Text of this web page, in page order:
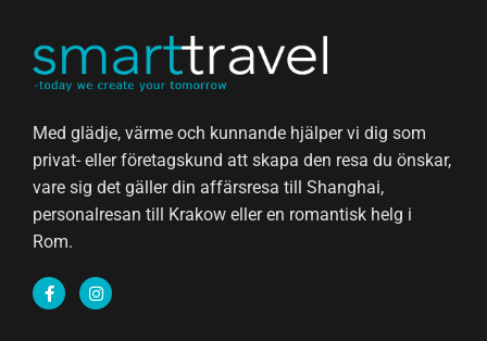
Med glädje, värme och kunnande hjälper vi dig som
privat- eller företagskund att skapa den resa du önskar,
vare sig det gäller din affärsresa till Shanghai,
personalresan till Krakow eller en romantisk helg i
Rom.
F
a
c
I
n
s